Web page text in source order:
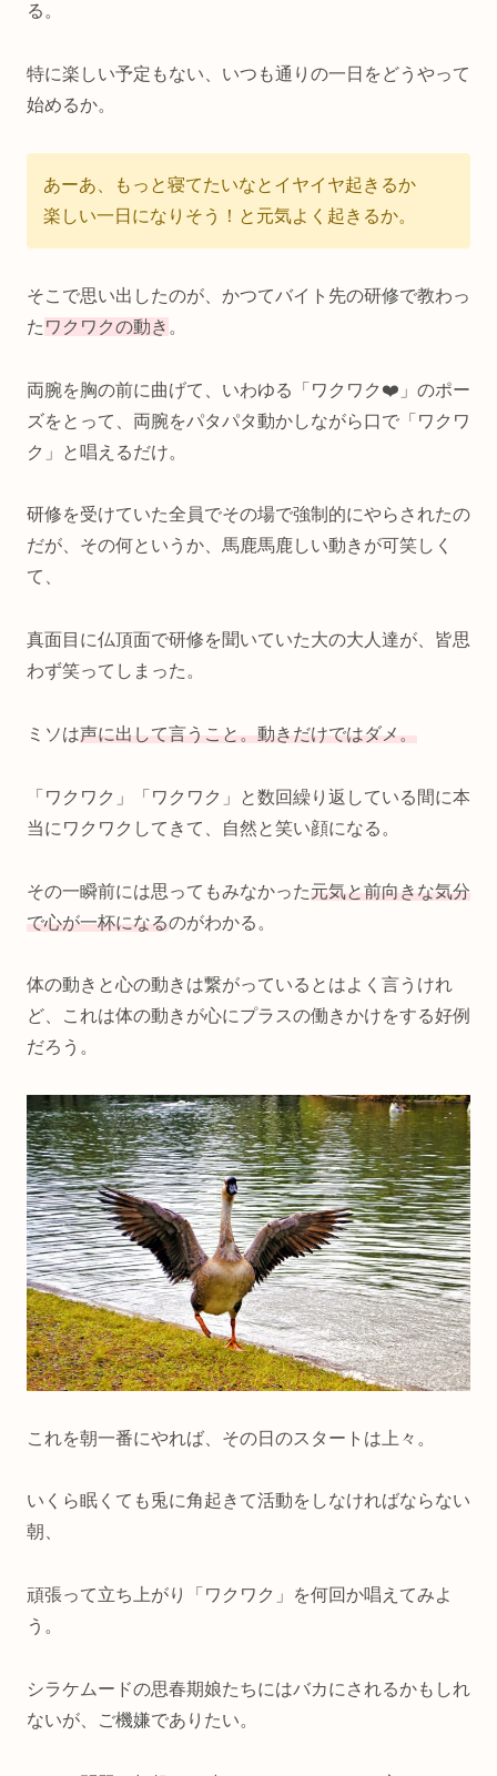
る。
特に楽しい予定もない、いつも通りの一日をどうやって
始めるか。
あーあ、もっと寝てたいなとイヤイヤ起きるか
楽しい一日になりそう！と元気よく起きるか。
そこで思い出したのが、かつてバイト先の研修で教わっ
た ワクワクの動き 。
両腕を胸の前に曲げて、いわゆる「ワクワク❤️」のポー
ズをとって、両腕をパタパタ動かしながら口で「ワクワ
ク」と唱えるだけ。
研修を受けていた全員でその場で強制的にやらされたの
だが、その何というか、馬鹿馬鹿しい動きが可笑しく
て、
真面目に仏頂面で研修を聞いていた大の大人達が、皆思
わず笑ってしまった。
ミソは声に出して言うこと。動きだけではダメ。
「ワクワク」「ワクワク」と数回繰り返している間に本
当にワクワクしてきて、自然と笑い顔になる。
その一瞬前には思ってもみなかった元気と前向きな気分
で心が一杯になるのがわかる。
体の動きと心の動きは繋がっているとはよく言うけれ
ど、これは体の動きが心にプラスの働きかけをする好例
だろう。
これを朝一番にやれば、その日のスタートは上々。
いくら眠くても兎に角起きて活動をしなければならない
朝、
頑張って立ち上がり「ワクワク」を何回か唱えてみよ
う。
シラケムードの思春期娘たちにはバカにされるかもしれ
ないが、ご機嫌でありたい。